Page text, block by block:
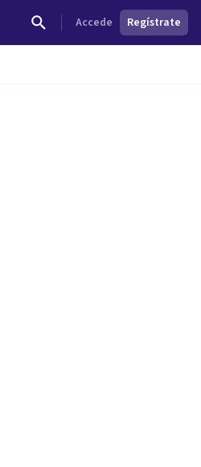
Accede Regístrate